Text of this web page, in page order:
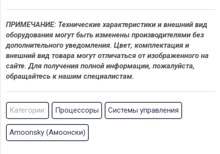
ПРИМЕЧАНИЕ: Технические характеристики и внешний вид
оборудования могут быть изменены производителями без
дополнительного уведомления. Цвет, комплектация и
внешний вид товара могут отличаться от изображенного на
сайте. Для получения полной информации, пожалуйста,
обращайтесь к нашим специалистам.
Категории: Процессоры Системы управления
Amoonsky (Амоонски)